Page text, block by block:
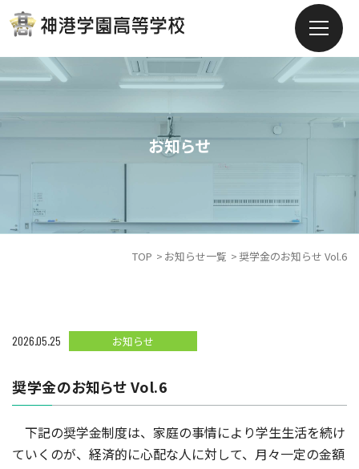
お知らせ
TOP お知らせ一覧 奨学金のお知らせ Vol.6
2026.05.25 お知らせ
奨学金のお知らせ Vol.6
下記の奨学金制度は、家庭の事情により学生生活を続け
ていくのが、経済的に心配な人に対して、月々一定の金額